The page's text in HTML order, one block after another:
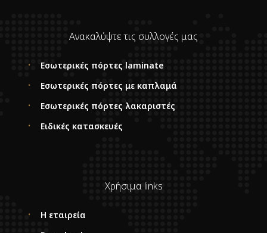
Ανακαλύψτε τις συλλογές μας
Εσωτερικές πόρτες laminate
Εσωτερικές πόρτες με καπλαμά
Εσωτερικές πόρτες λακαριστές
Ειδικές κατασκευές
Χρήσιμα links
Η εταιρεία